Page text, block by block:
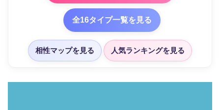
全16タイプ一覧を見る
相性マップを見る 人気ランキングを見る